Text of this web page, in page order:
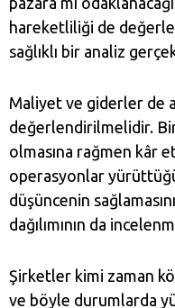
hareketliliği de
sağlıklı bir analiz
Maliyet ve giderler de
değerlendirilmelidir.
olmasına rağmen kâr
operasyonlar
düşüncenin
dağılımının da
Şirketler kimi zaman
ve böyle durumlarda